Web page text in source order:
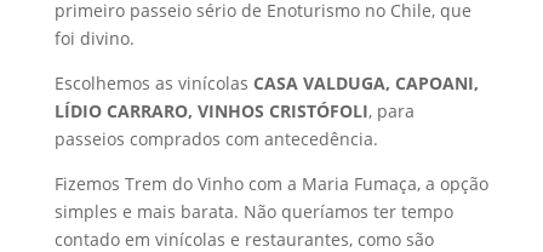
primeiro passeio sério de Enoturismo no Chile, que
foi divino.
Escolhemos as vinícolas CASA VALDUGA, CAPOANI,
LÍDIO CARRARO, VINHOS CRISTÓFOLI, para
passeios comprados com antecedência.
Fizemos Trem do Vinho com a Maria Fumaça, a opção
simples e mais barata. Não queríamos ter tempo
contado em vinícolas e restaurantes, como são